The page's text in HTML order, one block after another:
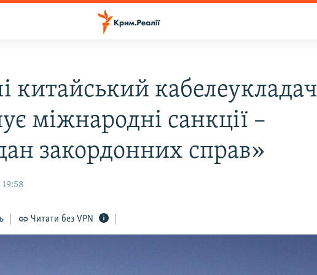
китайський кабелеукладач
міжнародні санкції –
закордонних справ»
19:58
Читати без VPN